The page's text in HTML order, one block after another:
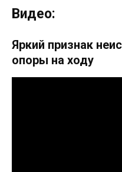
Видео:
Яркий признак
опоры на ходу